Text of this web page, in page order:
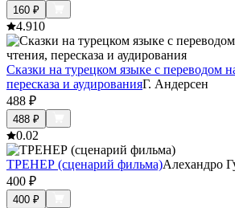
160 ₽
4.910
Сказки на турецком языке с переводом
пересказа и аудированияГ. Андерсен
488 ₽
488 ₽
0.02
ТРЕНЕР (сценарий фильма)Алехандро
400 ₽
400 ₽